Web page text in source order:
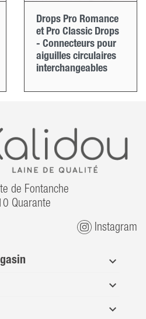
Drops Pro Romance
et Pro Classic Drops
- Connecteurs pour
aiguilles circulaires
interchangeables
de Fontanche
Quarante
Instagram